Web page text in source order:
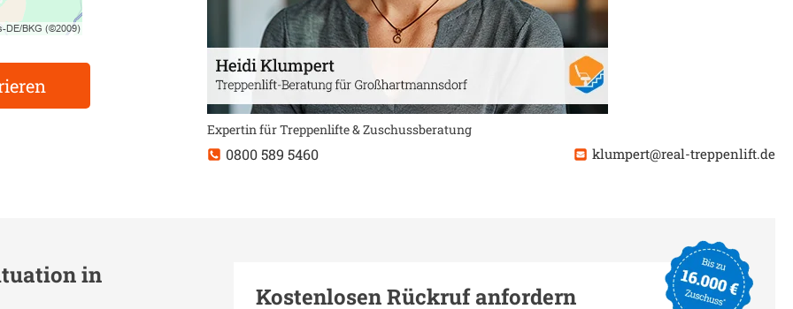
Expertin für Treppenlifte & Zuschussberatung
0800 589 5460 klumpert@real-treppenlift.de
in
Kostenlosen Rückruf anfordern